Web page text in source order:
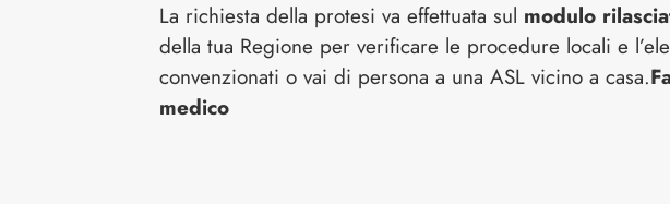
La richiesta della protesi va effettuata sul modulo
della tua Regione per verificare le procedure locali e
convenzionati o vai di persona a una ASL vicino a casa.
medico